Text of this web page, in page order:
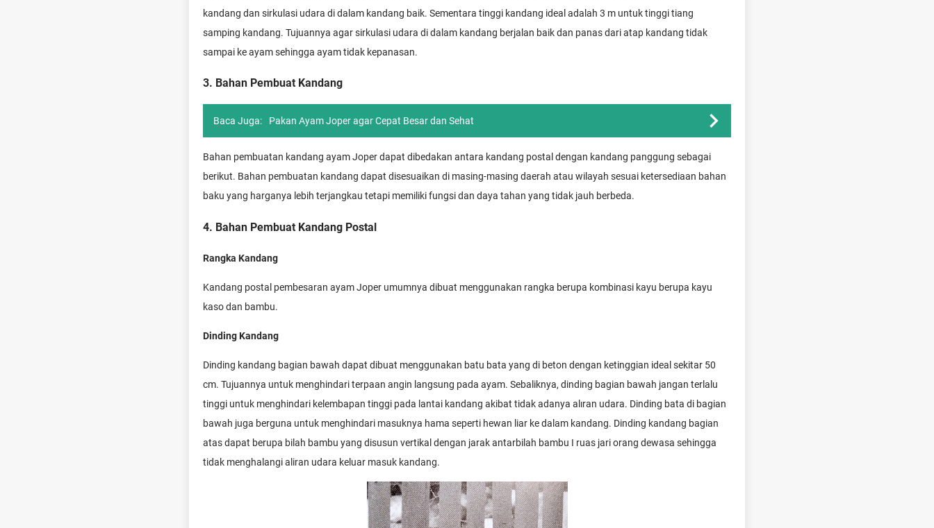
kandang dan sirkulasi udara di dalam kandang baik. Sementara tinggi kandang ideal adalah 3 m untuk tinggi tiang
samping kandang. Tujuannya agar sirkulasi udara di dalam kandang berjalan baik dan panas dari atap kandang tidak
sampai ke ayam sehingga ayam tidak kepanasan.
3. Bahan Pembuat Kandang
Baca Juga: Pakan Ayam Joper agar Cepat Besar dan Sehat
Bahan pembuatan kandang ayam Joper dapat dibedakan antara kandang postal dengan kandang panggung sebagai
berikut. Bahan pembuatan kandang dapat disesuaikan di masing-masing daerah atau wilayah sesuai ketersediaan bahan
baku yang harganya lebih terjangkau tetapi memiliki fungsi dan daya tahan yang tidak jauh berbeda.
4. Bahan Pembuat Kandang Postal
Rangka Kandang
Kandang postal pembesaran ayam Joper umumnya dibuat menggunakan rangka berupa kombinasi kayu berupa kayu
kaso dan bambu.
Dinding Kandang
Dinding kandang bagian bawah dapat dibuat menggunakan batu bata yang di beton dengan ketinggian ideal sekitar 50
cm. Tujuannya untuk menghindari terpaan angin langsung pada ayam. Sebaliknya, dinding bagian bawah jangan terlalu
tinggi untuk menghindari kelembapan tinggi pada lantai kandang akibat tidak adanya alıran udara. Dinding bata di bagian
bawah juga berguna untuk menghindari masuknya hama seperti hewan liar ke dalam kandang. Dinding kandang bagian
atas dapat berupa bilah bambu yang disusun vertikal dengan jarak antarbilah bambu I ruas jari orang dewasa sehingga
tidak menghalangi aliran udara keluar masuk kandang.